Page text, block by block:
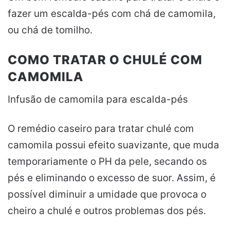
fazer um escalda-pés com chá de camomila,
ou chá de tomilho.
COMO TRATAR O CHULÉ COM
CAMOMILA
Infusão de camomila para escalda-pés
O remédio caseiro para tratar chulé com
camomila possui efeito suavizante, que muda
temporariamente o PH da pele, secando os
pés e eliminando o excesso de suor. Assim, é
possível diminuir a umidade que provoca o
cheiro a chulé e outros problemas dos pés.